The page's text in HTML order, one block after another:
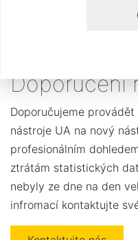
tedy důležité
Doporučení
Doporučujeme
nástroje UA na nový
profesionálním
ztrátám statistických
nebyly ze dne na den
infromací kontaktujte